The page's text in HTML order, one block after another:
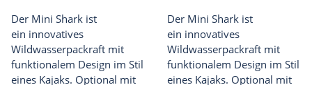
Der Mini Shark ist
ein innovatives
Wildwasserpackraft mit
funktionalem Design im Stil
eines Kajaks. Optional mit
Der Mini Shark ist
ein innovatives
Wildwasserpackraft mit
funktionalem Design im Stil
eines Kajaks. Optional mit